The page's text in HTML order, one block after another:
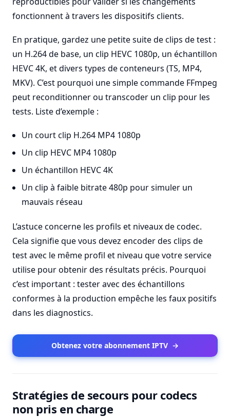
fonctionnent à travers les dispositifs clients.
En pratique, gardez une petite suite de clips de test :
un H.264 de base, un clip HEVC 1080p, un échantillon
HEVC 4K, et divers types de conteneurs (TS, MP4,
MKV). C’est pourquoi une simple commande FFmpeg
peut reconditionner ou transcoder un clip pour les
tests. Liste d’exemple :
Un court clip H.264 MP4 1080p
Un clip HEVC MP4 1080p
Un échantillon HEVC 4K
Un clip à faible bitrate 480p pour simuler un
mauvais réseau
L’astuce concerne les profils et niveaux de codec.
Cela signifie que vous devez encoder des clips de
test avec le même profil et niveau que votre service
utilise pour obtenir des résultats précis. Pourquoi
c’est important : tester avec des échantillons
conformes à la production empêche les faux positifs
dans les diagnostics.
Obtenez votre abonnement IPTV →
Stratégies de secours pour codecs
non pris en charge